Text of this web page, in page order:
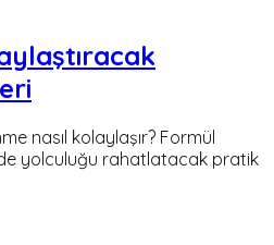
nasıl kolaylaşır? Formül
yolculuğu rahatlatacak pratik